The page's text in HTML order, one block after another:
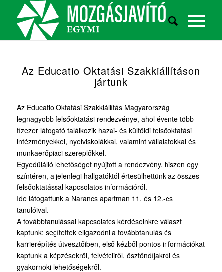
Az Educatio Oktatási Szakkiállításon
jártunk
Az Educatio Oktatási Szakkiállítás Magyarország
legnagyobb felsőoktatási rendezvénye, ahol évente több
tízezer látogató találkozik hazai- és külföldi felsőoktatási
intézményekkel, nyelviskolákkal, valamint vállalatokkal és
munkaerőpiaci szereplőkkel.
Egyedülálló lehetőséget nyújtott a rendezvény, hiszen egy
színtéren, a jelenlegi hallgatóktól értesülhettünk az összes
felsőoktatással kapcsolatos információról.
Ide látogattunk a Narancs apartman 11. és 12.-es
tanulóival.
A továbbtanulással kapcsolatos kérdéseinkre választ
kaptunk: segítettek eligazodni a továbbtanulás és
karrierépítés útvesztőiben, első kézből pontos információkat
kaptunk a képzésekről, felvételiről, ösztöndíjakról és
gyakornoki lehetőségekről.